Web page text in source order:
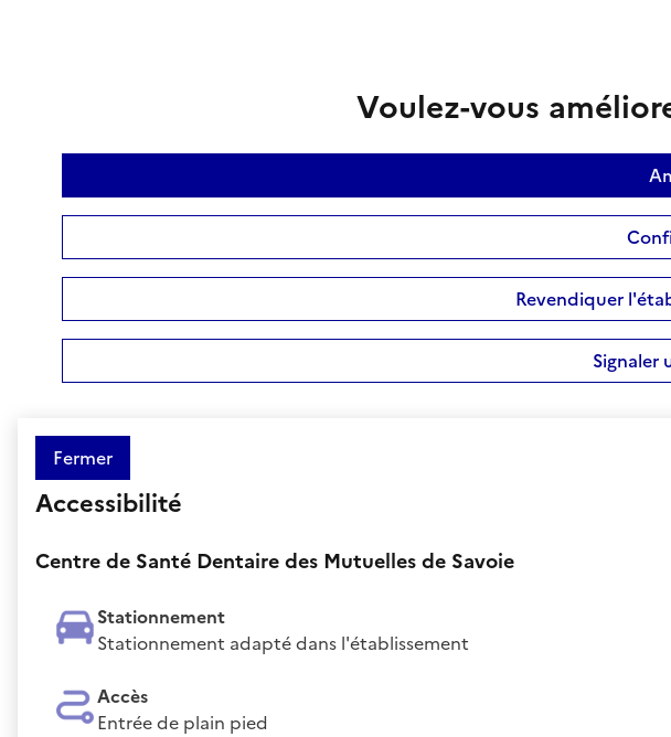
Voulez-vous
Revendiquer
Signaler
Fermer
Accessibilité
Centre de Santé Dentaire des Mutuelles de Savoie
Stationnement
Stationnement adapté dans l'établissement
Accès
Entrée de plain pied